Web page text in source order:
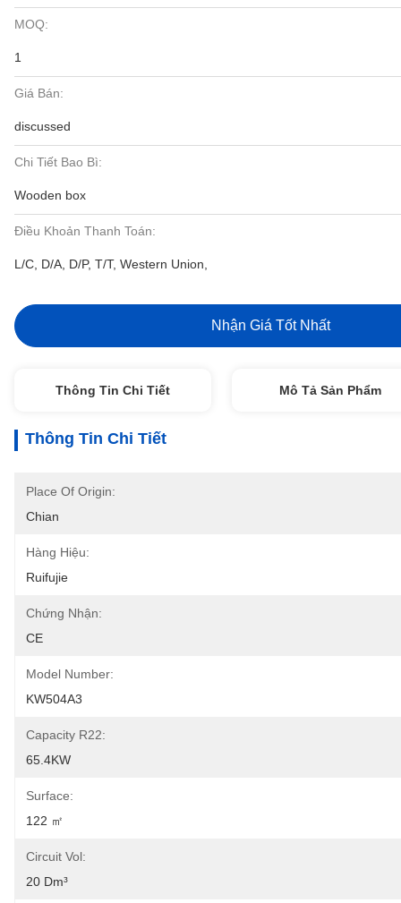
MOQ:
1
Giá Bán:
discussed
Chi Tiết Bao Bì:
Wooden box
Điều Khoản Thanh Toán:
L/C, D/A, D/P, T/T, Western Union,
Nhận Giá Tốt Nhất
Thông Tin Chi Tiết Mô Tả Sản Phẩm
Thông Tin Chi Tiết
Place Of Origin:
Chian
Hàng Hiệu:
Ruifujie
Chứng Nhận:
CE
Model Number:
KW504A3
Capacity R22:
65.4KW
Surface:
122 ㎡
Circuit Vol:
20 Dm³